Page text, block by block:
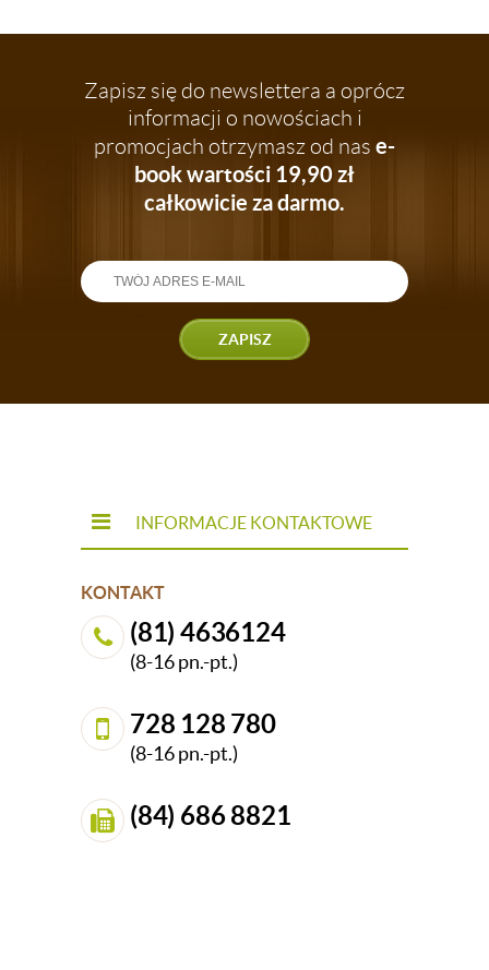
Zapisz się do newslettera a oprócz
informacji o nowościach i
promocjach otrzymasz od nas e-
book wartości 19,90 zł
całkowicie za darmo.
ZAPISZ
INFORMACJE KONTAKTOWE
KONTAKT
(81) 4636124
(8-16 pn.-pt.)
728 128 780
(8-16 pn.-pt.)
(84) 686 8821